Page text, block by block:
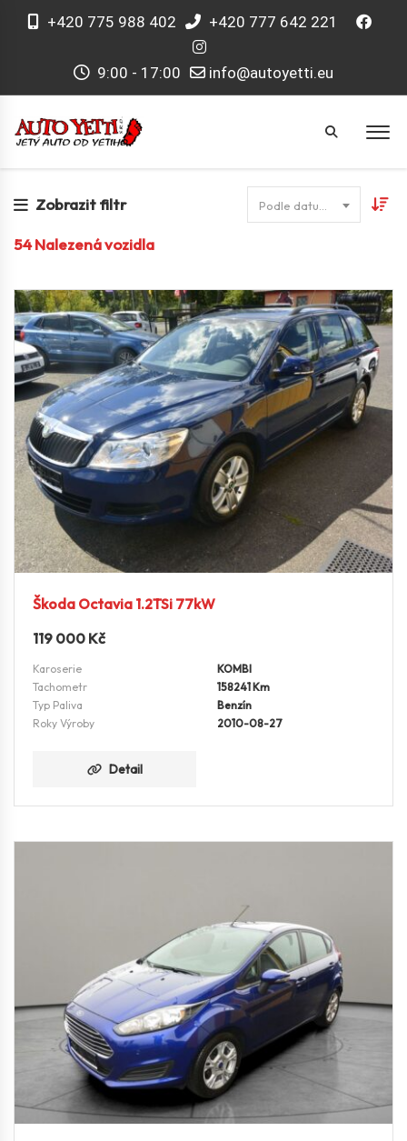
+420 775 988 402 +420 777 642 221
9:00 - 17:00 info@autoyetti.eu
Zobrazit filtr
54Nalezená vozidla
Škoda Octavia 1.2TSi 77kW
119 000 Kč
Karoserie
KOMBI
Tachometr
158241 Km
Typ Paliva
Benzín
Roky Výroby
2010-08-27
Detail